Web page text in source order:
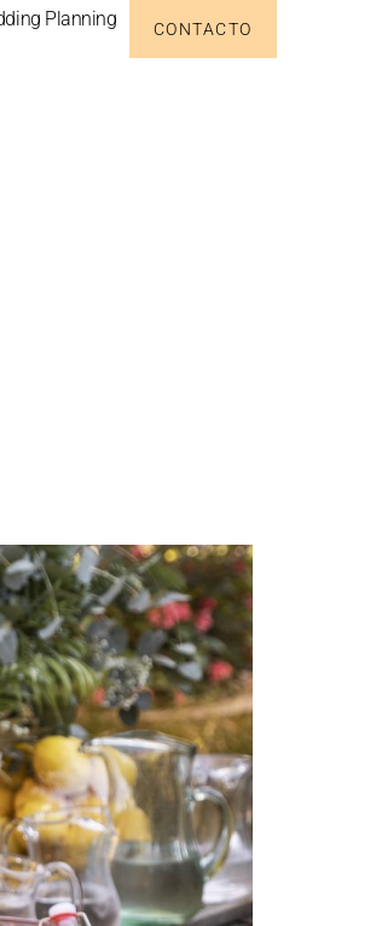
Planning CONTACTO